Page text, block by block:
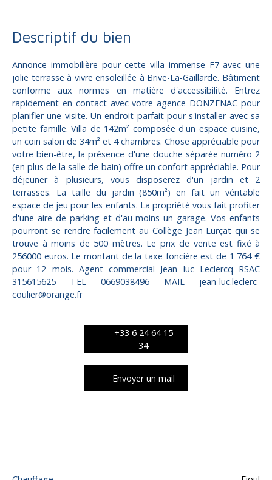
Descriptif du bien
Annonce immobilière pour cette villa immense F7 avec une
jolie terrasse à vivre ensoleillée à Brive-La-Gaillarde. Bâtiment
conforme aux normes en matière d'accessibilité. Entrez
rapidement en contact avec votre agence DONZENAC pour
planifier une visite. Un endroit parfait pour s'installer avec sa
petite famille. Villa de 142m² composée d'un espace cuisine,
un coin salon de 34m² et 4 chambres. Chose appréciable pour
votre bien-être, la présence d'une douche séparée numéro 2
(en plus de la salle de bain) offre un confort appréciable. Pour
déjeuner à plusieurs, vous disposerez d'un jardin et 2
terrasses. La taille du jardin (850m²) en fait un véritable
espace de jeu pour les enfants. La propriété vous fait profiter
d'une aire de parking et d'au moins un garage. Vos enfants
pourront se rendre facilement au Collège Jean Lurçat qui se
trouve à moins de 500 mètres. Le prix de vente est fixé à
256000 euros. Le montant de la taxe foncière est de 1 764 €
pour 12 mois. Agent commercial Jean luc Leclercq RSAC
315615625 TEL 0669038496 MAIL jean-luc.leclerc-
coulier@orange.fr
+33 6 24 64 15
34
Envoyer un mail